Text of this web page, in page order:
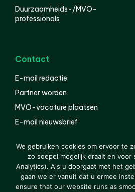
Duurzaamheids-/MVO-
professionals
Contact
E-mail redactie
Partner worden
MVO-vacature plaatsen
E-mail nieuwsbrief
© 2000-2026 Van der Molen EIS
Privacy
We gebruiken cookies om ervoor te
zo soepel mogelijk draait en voor
Analytics). Als u doorgaat met het
gaan we er vanuit dat u ermee
ensure that our website runs as